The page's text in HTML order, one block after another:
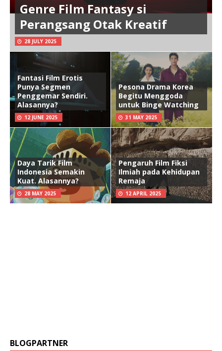
Genre Film Fantasy si
Perangsang Otak Kreatif
28 JULY 2025
Fantasi Film Erotis
Punya Segmen
Penggemar Sendiri.
Alasannya?
12 JUNE 2025
Pesona Drama Korea
Begitu Menggoda
untuk Binge Watching
31 MAY 2025
Daya Tarik Film
Indonesia Semakin
Kuat. Alasannya?
28 MAY 2025
Pengaruh Film Fiksi
Ilmiah pada Kehidupan
Remaja
12 APRIL 2025
BLOGPARTNER